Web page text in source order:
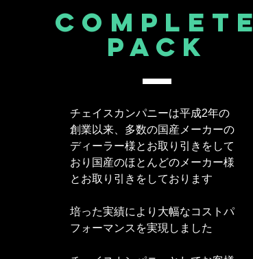
complete
​PACK
チェイスカンパニーは平成2年の
創業以来、多数の国産メーカーの
ディーラー様とお取り引きをして
おり国産のほとんどのメーカー様
とお取り引きをしております
培った実績により大幅なコストパ
フォーマンスを実現しました